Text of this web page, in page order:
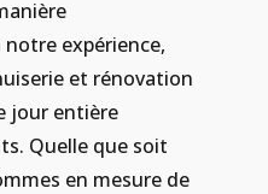
expérience,
et rénovation
jour entière
Quelle que soit
en mesure de